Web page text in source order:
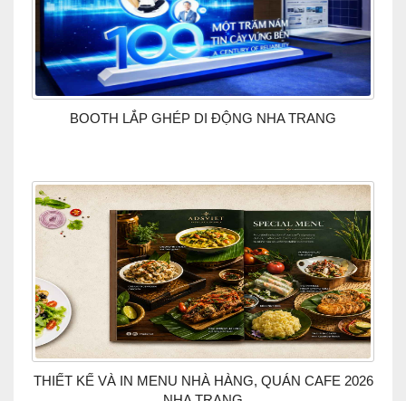
BOOTH LẮP GHÉP DI ĐỘNG NHA TRANG
THIẾT KẾ VÀ IN MENU NHÀ HÀNG, QUÁN CAFE 2026